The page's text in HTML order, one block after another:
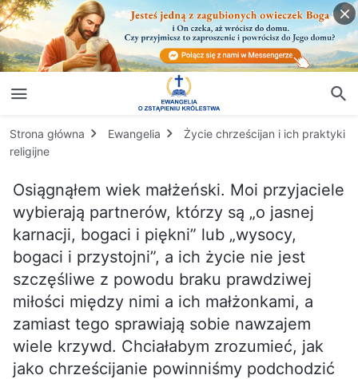
Strona główna Ewangelia
Życie chrześcijan i ich praktyki
religijne
Osiągnąłem wiek małżeński. Moi przyjaciele
wybierają partnerów, którzy są „o jasnej
karnacji, bogaci i piękni” lub „wysocy,
bogaci i przystojni”, a ich życie nie jest
szczęśliwe z powodu braku prawdziwej
miłości między nimi a ich małżonkami, a
zamiast tego sprawiają sobie nawzajem
wiele krzywd. Chciałabym zrozumieć, jak
jako chrześcijanie powinniśmy podchodzić